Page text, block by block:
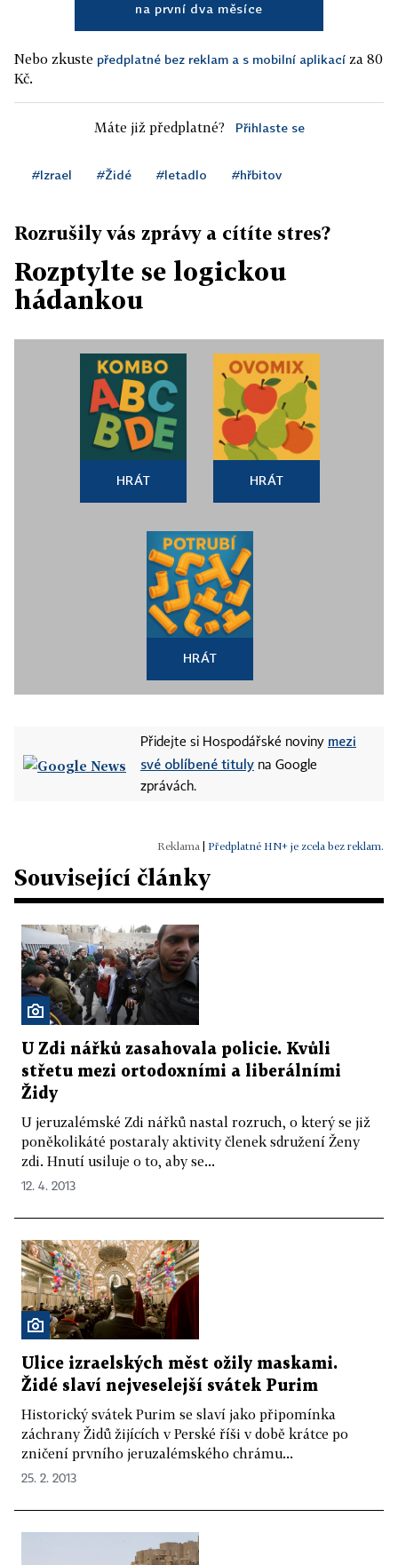
na první dva měsíce
Nebo zkuste předplatné bez reklam a s mobilní aplikací za 80
Kč.
Máte již předplatné? Přihlaste se
#Izrael #Židé #letadlo #hřbitov
Rozrušily vás zprávy a cítíte stres?
Rozptylte se logickou
hádankou
HRÁT HRÁT
HRÁT
Přidejte si Hospodářské noviny mezi
své oblíbené tituly na Google
zprávách.
Předplatné HN+ je zcela bez reklam.
Související články
U Zdi nářků zasahovala policie. Kvůli
střetu mezi ortodoxními a liberálními
Židy
U jeruzalémské Zdi nářků nastal rozruch, o který se již
poněkolikáté postaraly aktivity členek sdružení Ženy
zdi. Hnutí usiluje o to, aby se...
12. 4. 2013
Ulice izraelských měst ožily maskami.
Židé slaví nejveselejší svátek Purim
Historický svátek Purim se slaví jako připomínka
záchrany Židů žijících v Perské říši v době krátce po
zničení prvního jeruzalémského chrámu...
25. 2. 2013